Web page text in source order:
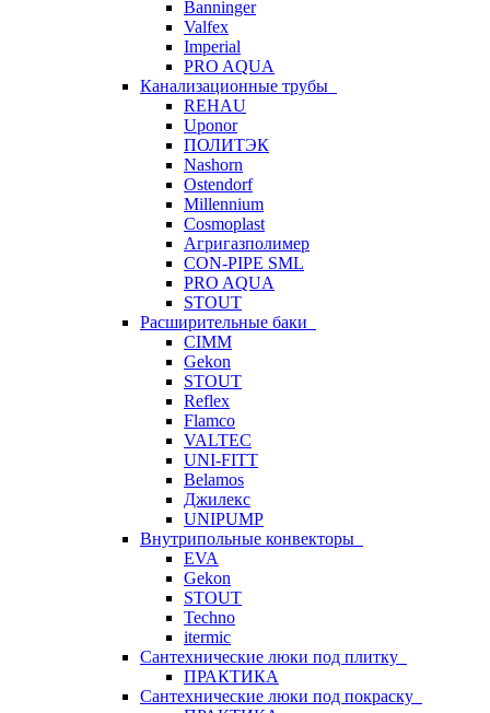
Banninger
Valfex
Imperial
PRO AQUA
Канализационные трубы
REHAU
Uponor
ПОЛИТЭК
Nashorn
Ostendorf
Millennium
Cosmoplast
Агригазполимер
CON-PIPE SML
PRO AQUA
STOUT
Расширительные баки
CIMM
Gekon
STOUT
Reflex
Flamco
VALTEC
UNI-FITT
Belamos
Джилекс
UNIPUMP
Внутрипольные конвекторы
EVA
Gekon
STOUT
Techno
itermic
Сантехнические люки под плитку
ПРАКТИКА
Сантехнические люки под покраску